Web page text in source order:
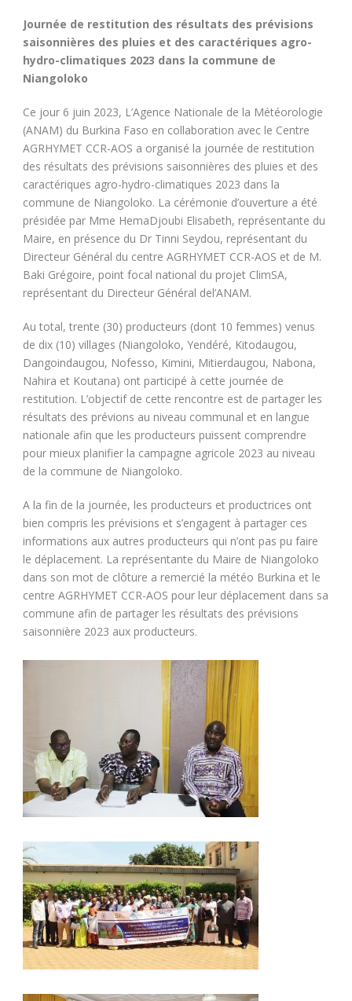
Journée de restitution des résultats des prévisions
saisonnières des pluies et des caractériques agro-
hydro-climatiques 2023 dans la commune de
Niangoloko
Ce jour 6 juin 2023, L’Agence Nationale de la Météorologie
(ANAM) du Burkina Faso en collaboration avec le Centre
AGRHYMET CCR-AOS a organisé la journée de restitution
des résultats des prévisions saisonnières des pluies et des
caractériques agro-hydro-climatiques 2023 dans la
commune de Niangoloko. La cérémonie d’ouverture a été
présidée par Mme HemaDjoubi Elisabeth, représentante du
Maire, en présence du Dr Tinni Seydou, représentant du
Directeur Général du centre AGRHYMET CCR-AOS et de M.
Baki Grégoire, point focal national du projet ClimSA,
représentant du Directeur Général del’ANAM.
Au total, trente (30) producteurs (dont 10 femmes) venus
de dix (10) villages (Niangoloko, Yendéré, Kitodaugou,
Dangoindaugou, Nofesso, Kimini, Mitierdaugou, Nabona,
Nahira et Koutana) ont participé à cette journée de
restitution. L’objectif de cette rencontre est de partager les
résultats des prévions au niveau communal et en langue
nationale afin que les producteurs puissent comprendre
pour mieux planifier la campagne agricole 2023 au niveau
de la commune de Niangoloko.
A la fin de la journée, les producteurs et productrices ont
bien compris les prévisions et s’engagent à partager ces
informations aux autres producteurs qui n’ont pas pu faire
le déplacement. La représentante du Maire de Niangoloko
dans son mot de clôture a remercié la météo Burkina et le
centre AGRHYMET CCR-AOS pour leur déplacement dans sa
commune afin de partager les résultats des prévisions
saisonnière 2023 aux producteurs.